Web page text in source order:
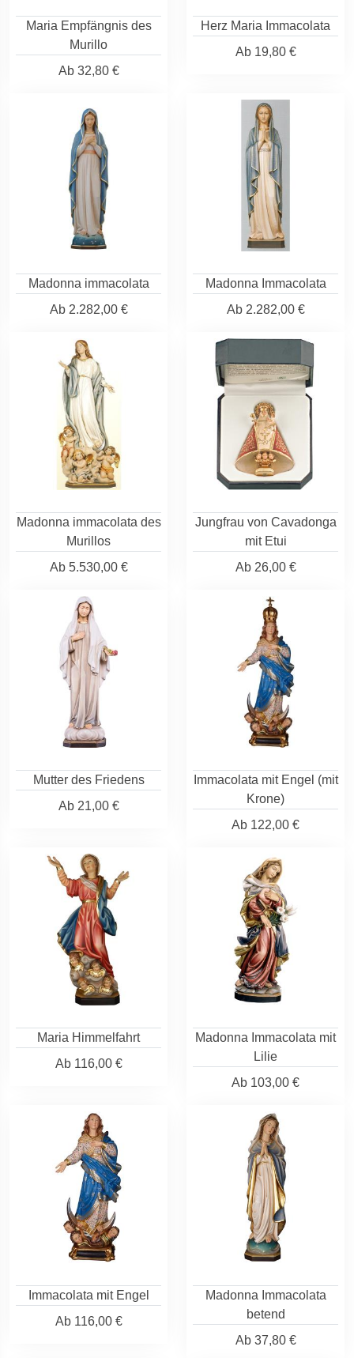
Maria Empfängnis des
Murillo
Ab32,80 €
Herz Maria Immacolata
Ab19,80 €
Madonna immacolata
Ab2.282,00 €
Madonna Immacolata
Ab2.282,00 €
Madonna immacolata des
Murillos
Ab5.530,00 €
Jungfrau von Cavadonga
mit Etui
Ab26,00 €
Mutter des Friedens
Ab21,00 €
Immacolata mit Engel (mit
Krone)
Ab 122,00 €
Maria Himmelfahrt
Ab116,00 €
Madonna Immacolata mit
Lilie
Ab 103,00 €
Immacolata mit Engel
Ab116,00 €
Madonna Immacolata
betend
Ab37,80 €